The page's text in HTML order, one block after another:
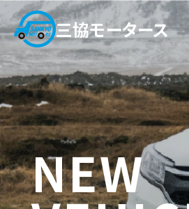
NEW
三協モータース
私たちについて
代表挨拶
企業理念
ビジョン
会社概要
施
・
・ カ
・
サービス お